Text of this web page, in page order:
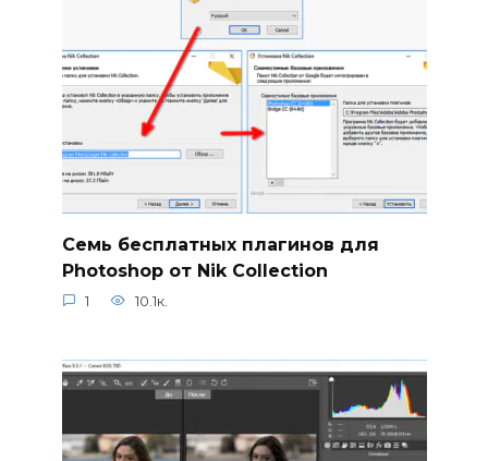
Семь бесплатных плагинов для
Photoshop от Nik Collection
1 10.1к.